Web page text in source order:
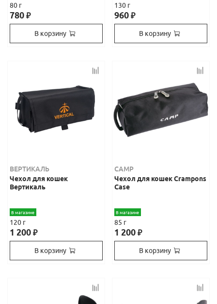
80 г
780₽
В корзину
130 г
960₽
В корзину
ВЕРТИКАЛЬ
Чехол для кошек
Вертикаль
В магазине
120 г
1 200₽
В корзину
CAMP
Чехол для кошек Crampons
Case
В магазине
85 г
1 200₽
В корзину